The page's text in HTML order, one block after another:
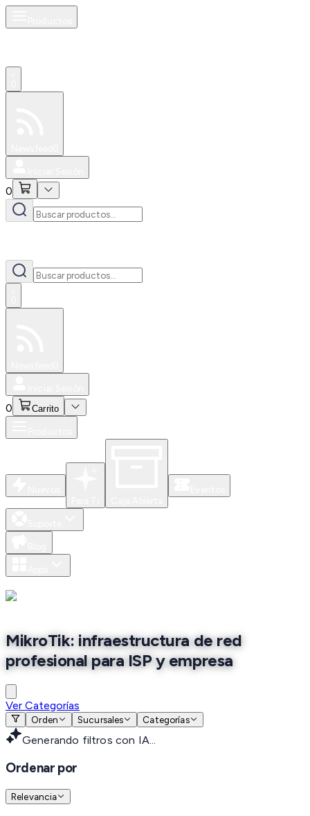
0
0 Carrito
MikroTik: infraestructura de red
profesional para ISP y empresa
Ver Categorías
Orden Sucursales Categorías
Generando filtros con IA...
Ordenar por
Relevancia